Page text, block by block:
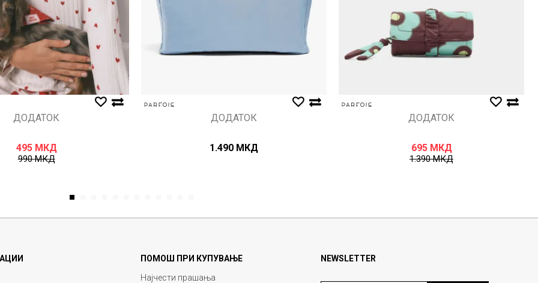
ДОДАТОК
495 МКД
990МКД
ДОДАТОК
1.490 МКД
ДОДАТОК
695 МКД
1.390МКД
1
ПОМОШ ПРИ КУПУВАЊЕ
Најчести прашања
NEWSLETTER